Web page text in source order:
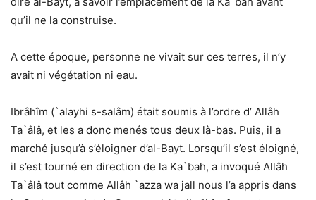
qu’il ne la construise.
A cette époque, personne ne vivait sur ces terres, il n’y
avait ni végétation ni eau.
Ibrâhîm (`alayhi s-salâm) était soumis à l’ordre d’ Allâh
Ta`âlâ, et les a donc menés tous deux là-bas. Puis, il a
marché jusqu’à s’éloigner d’al-Bayt. Lorsqu’il s’est éloigné,
il s’est tourné en direction de la Ka`bah, a invoqué Allâh
Ta`âlâ tout comme Allâh `azza wa jall nous l’a appris dans